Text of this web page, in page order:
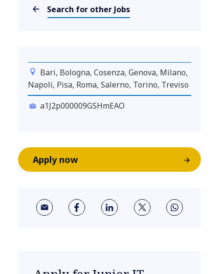
Search for other Jobs
Bari, Bologna, Cosenza, Genova, Milano,
Napoli, Pisa, Roma, Salerno, Torino, Treviso
a1J2p000009GSHmEAO
Apply now